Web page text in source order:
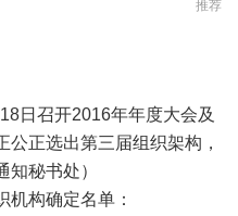
推荐
日召开2016年年度大会及
正选出第三届组织架构，
秘书处）
机构确定名单：